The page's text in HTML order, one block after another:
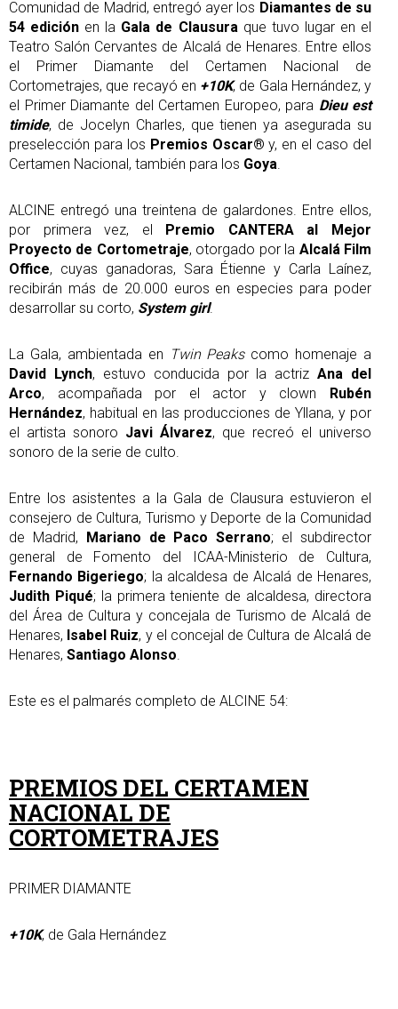
Comunidad de Madrid, entregó ayer los Diamantes de su
54 edición en la Gala de Clausuraque tuvo lugar en el
Teatro Salón Cervantes de Alcalá de Henares. Entre ellos
el Primer Diamante del Certamen Nacional de
Cortometrajes, que recayó en +10K, de Gala Hernández, y
el Primer Diamante del Certamen Europeo, para Dieu est
timide, de Jocelyn Charles, que tienen ya asegurada su
preselección para los Premios Oscar® y, en el caso del
Certamen Nacional, también para los Goya.
ALCINE entregó una treintena de galardones. Entre ellos,
por primera vez, el
Premio CANTERA al Mejor
Proyecto de Cortometraje, otorgado por la Alcalá Film
Office, cuyas ganadoras, Sara Étienne y Carla Laínez,
recibirán más de 20.000 euros en especies para poder
desarrollar su corto, System girl.
La Gala, ambientada en Twin Peakscomo homenaje a
David Lynch, estuvo conducida por la actrizAna del
Arco, acompañada por el actor y clown
Rubén
Hernández, habitual en las producciones de Yllana, y por
el artista sonoro Javi Álvarez, que recreó el universo
sonoro de la serie de culto.
Entre los asistentes a la Gala de Clausura estuvieron el
consejero de Cultura, Turismo y Deporte de la Comunidad
de Madrid,
Mariano de Paco Serrano; el subdirector
general de Fomento del ICAA-Ministerio de Cultura,
Fernando Bigeriego; la alcaldesa de Alcalá de Henares,
Judith Piqué; la primera teniente de alcaldesa, directora
del Área de Cultura y concejala de Turismo de Alcalá de
Henares, Isabel Ruiz, y el concejal de Cultura de Alcalá de
Henares, Santiago Alonso.
Este es el palmarés completo de ALCINE 54:
PREMIOS DEL CERTAMEN
NACIONAL DE
CORTOMETRAJES
PRIMER DIAMANTE
+10K, de Gala Hernández